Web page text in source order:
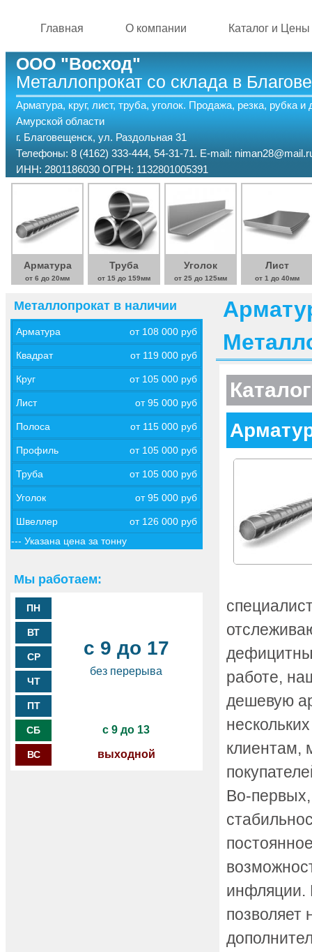
Главная О компании Каталог и Цены
ООО "Восход"
Металлопрокат со склада в
Арматура, круг, лист, труба, уголок. Продажа, резка, рубка и
Амурской области
г. Благовещенск, ул. Раздольная 31
Телефоны: 8 (4162) 333-444, 54-31-71. E-mail:
ИНН: 2801186030 ОГРН: 1132801005391
Арматура
от 6 до 20мм
Труба
от 15 до 159мм
Уголок
от 25 до 125мм
Лист
от 1 до 40мм
Металлопрокат в наличии
Арматура от 108 000 руб
Квадрат от 119 000 руб
Круг от 105 000 руб
Лист от 95 000 руб
Полоса от 115 000 руб
Профиль от 105 000 руб
Труба от 105 000 руб
Уголок от 95 000 руб
Швеллер
от 126 000 руб
--- Указана цена за тонну
Мы работаем:
ПН
с 9 до 17
без перерыва
ВТ
СР
ЧТ
ПТ
СБ с 9 до 13
ВС выходной
работе,
дешевую
клиентам,
Во-
инфляции.
позволяет